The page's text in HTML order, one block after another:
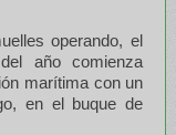
operando, el
año comienza
marítima con un
en el buque de